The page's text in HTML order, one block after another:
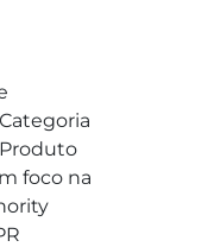
foco na